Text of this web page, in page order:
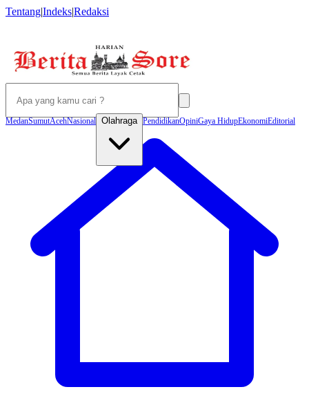
Tentang|Indeks|Redaksi
MedanSumutAcehNasional Olahraga PendidikanOpiniGaya HidupEkonomiEditorial